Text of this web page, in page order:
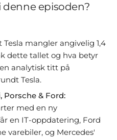
denne episoden?
mangler angivelig 1,4
dette tallet og hva betyr
analytisk titt på
Tesla.
Porsche & Ford:
med en ny
en IT-oppdatering, Ford
varebiler, og Mercedes'